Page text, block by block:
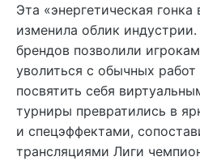
Эта «энергетическая
изменила облик
брендов позволили
уволиться с обычных
посвятить себя
турниры превратились в
и спецэффектами,
трансляциями Лиги